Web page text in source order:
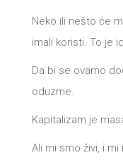
Neko ili nešto će
imali koristi. To je
Da bi se ovamo
oduzme.
Kapitalizam je
Ali mi smo živi, i